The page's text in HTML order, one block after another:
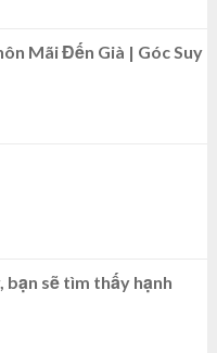
Mãi Đến Già | Góc Suy
bạn sẽ tìm thấy hạnh